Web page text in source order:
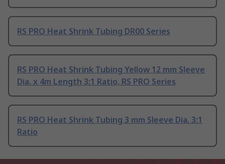
RS PRO Heat Shrink Tubing DR00 Series
RS PRO Heat Shrink Tubing Yellow 12 mm Sleeve
Dia. x 4m Length 3:1 Ratio, RS PRO Series
RS PRO Heat Shrink Tubing 3 mm Sleeve Dia. 3:1
Ratio